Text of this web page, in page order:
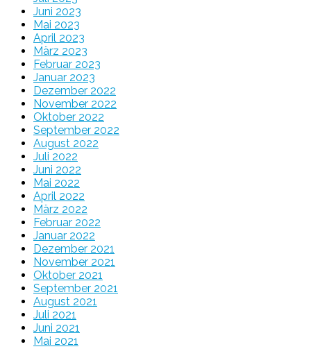
Juni 2023
Mai 2023
April 2023
März 2023
Februar 2023
Januar 2023
Dezember 2022
November 2022
Oktober 2022
September 2022
August 2022
Juli 2022
Juni 2022
Mai 2022
April 2022
März 2022
Februar 2022
Januar 2022
Dezember 2021
November 2021
Oktober 2021
September 2021
August 2021
Juli 2021
Juni 2021
Mai 2021